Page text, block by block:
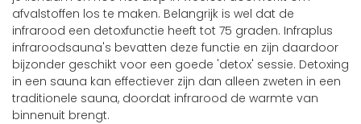
afvalstoffen los te maken. Belangrijk is wel dat de
infrarood een detoxfunctie heeft tot 75 graden. Infraplus
infraroodsauna's bevatten deze functie en zijn daardoor
bijzonder geschikt voor een goede 'detox' sessie. Detoxing
in een sauna kan effectiever zijn dan alleen zweten in een
traditionele sauna, doordat infrarood de warmte van
binnenuit brengt.